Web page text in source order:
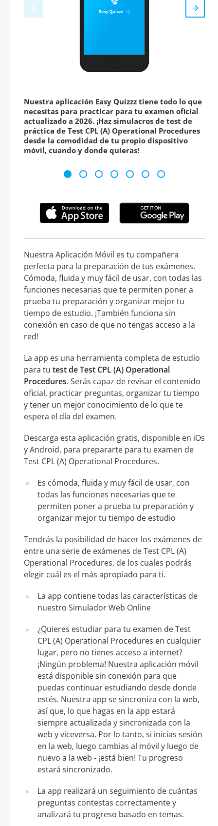
Nuestra aplicación Easy Quizzz tiene todo lo que
necesitas para practicar para tu examen oficial
actualizado a 2026. ¡Haz simulacros de test de
práctica de Test CPL (A) Operational Procedures
desde la comodidad de tu propio dispositivo
móvil, cuando y donde quieras!
Nuestra Aplicación Móvil es tu compañera
perfecta para la preparación de tus exámenes.
Cómoda, fluida y muy fácil de usar, con todas las
funciones necesarias que te permiten poner a
prueba tu preparación y organizar mejor tu
tiempo de estudio. ¡También funciona sin
conexión en caso de que no tengas acceso a la
red!
La app es una herramienta completa de estudio
para tu test de Test CPL (A) Operational
Procedures. Serás capaz de revisar el contenido
oficial, practicar preguntas, organizar tu tiempo
y tener un mejor conocimiento de lo que te
espera el día del examen.
Descarga esta aplicación gratis, disponible en iOs
y Android, para prepararte para tu examen de
Test CPL (A) Operational Procedures.
Es cómoda, fluida y muy fácil de usar, con
todas las funciones necesarias que te
permiten poner a prueba tu preparación y
organizar mejor tu tiempo de estudio
Tendrás la posibilidad de hacer los exámenes de
entre una serie de exámenes de Test CPL (A)
Operational Procedures, de los cuales podrás
elegir cuál es el más apropiado para ti.
La app contiene todas las características de
nuestro Simulador Web Online
¿Quieres estudiar para tu examen de Test
CPL (A) Operational Procedures en cualquier
lugar, pero no tienes acceso a internet?
¡Ningún problema! Nuestra aplicación móvil
está disponible sin conexión para que
puedas continuar estudiando desde donde
estés. Nuestra app se sincroniza con la web,
así que, lo que hagas en la app estará
siempre actualizada y sincronizada con la
web y viceversa. Por lo tanto, si inicias sesión
en la web, luego cambias al móvil y luego de
nuevo a la web - ¡está bien! Tu progreso
estará sincronizado.
La app realizará un seguimiento de cuántas
preguntas contestas correctamente y
analizará tu progreso basado en temas.